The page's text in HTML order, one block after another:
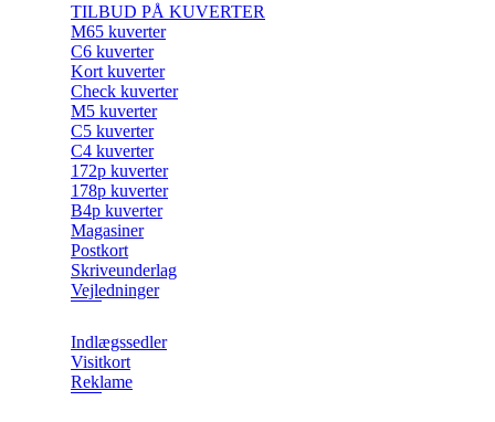
TILBUD PÅ KUVERTER
M65 kuverter
C6 kuverter
Kort kuverter
Check kuverter
M5 kuverter
C5 kuverter
C4 kuverter
172p kuverter
178p kuverter
B4p kuverter
Magasiner
Postkort
Skriveunderlag
Vejledninger
Indlægssedler
Visitkort
Reklame